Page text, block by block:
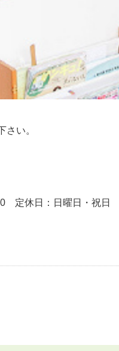
い。
定休日：日曜日・祝日